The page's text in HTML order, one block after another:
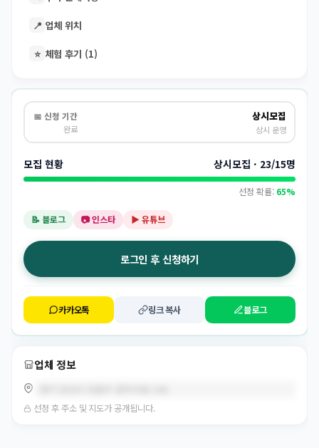
📍 업체 위치
⭐ 체험 후기 (1)
📅 신청 기간
완료
상시모집
상시 운영
모집 현황 상시모집 · 23/15명
선정 확률: 65%
📝 블로그 📷 인스타 ▶️ 유튜브
로그인 후 신청하기
카카오톡 링크 복사 블로그
업체 정보
선정 후 주소 및 지도가 공개됩니다.